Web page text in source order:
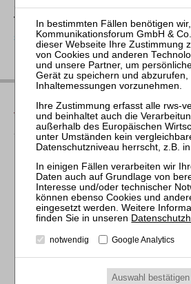
T
(0221)-400 88-15
seminar@rws-verlag.de
Das bieten Ihnen unsere
Veranstaltungen
Für alle Endgeräte kompatible und
Online-Fortbildungen
Individuelle Assistenz bis zur
unserem Online-Seminar
Hochwertige Unterlagen für die
späteren Nachschlagen
Teilnahmebescheinigungen gemäß
notwendig Google Analytics
Auswahl bestätigen